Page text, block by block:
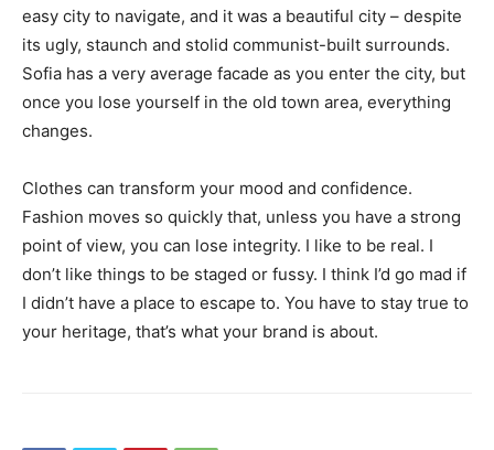
easy city to navigate, and it was a beautiful city – despite
its ugly, staunch and stolid communist-built surrounds.
Sofia has a very average facade as you enter the city, but
once you lose yourself in the old town area, everything
changes.
Clothes can transform your mood and confidence.
Fashion moves so quickly that, unless you have a strong
point of view, you can lose integrity. I like to be real. I
don’t like things to be staged or fussy. I think I’d go mad if
I didn’t have a place to escape to. You have to stay true to
your heritage, that’s what your brand is about.